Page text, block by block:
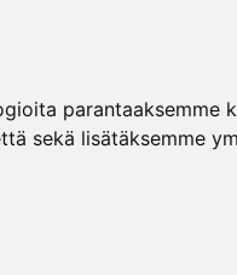
sekä lisätäksemme